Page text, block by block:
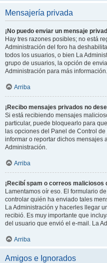
Mensajería privada
¡No puedo enviar un mensaje
Hay tres razones posibles; no está
Administración del foro ha
todos los usuarios, o bien La
grupo de usuarios, la opción de
Administración para más información.
Arriba
¡Recibo mensajes privados no
Si está recibiendo mensajes
particular, puede bloquearlo para
las opciones del Panel de Control
informar o reportar dichos mensajes
Administración.
Arriba
¡Recibí spam o correos maliciosos
Lamentamos oír eso. El formulario
controlar quién ha enviado tales
La Administración y hacerles llegar
recibió. Es muy importante que
del usuario que envió el e-mail. La
Arriba
Amigos e Ignorados